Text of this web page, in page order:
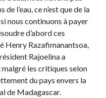
l’eau, ce n’est que de la
nous continuons à payer
d’abord ces
Henry Razafimanantsoa,
Rajoelina a
les critiques selon
du pays envers la
de Madagascar.